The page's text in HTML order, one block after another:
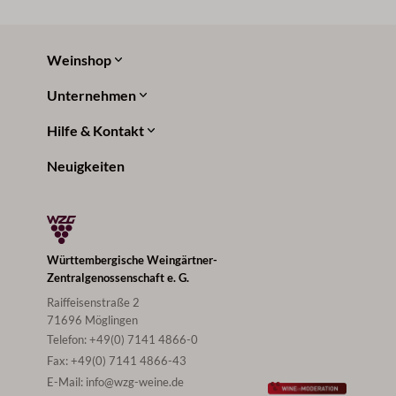
Württembergische Weingärtner-
Zentralgenossenschaft e. G.
Raiffeisenstraße 2
71696 Möglingen
Telefon: +49(0) 7141 4866-0
Fax: +49(0) 7141 4866-43
E-Mail: info@wzg-weine.de
Weinshop
Unternehmen
Hilfe & Kontakt
Neuigkeiten